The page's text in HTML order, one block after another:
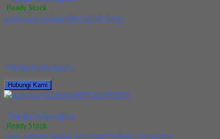
Ready Stock
Jual Insert Carbide SRFT16 VP15TF
*harga hubungi cs
Hubungi Kami
*harga hubungi cs
Ready Stock
JUAL INSERT RXMX 12T3 MR TT9080 TAEGUTEC